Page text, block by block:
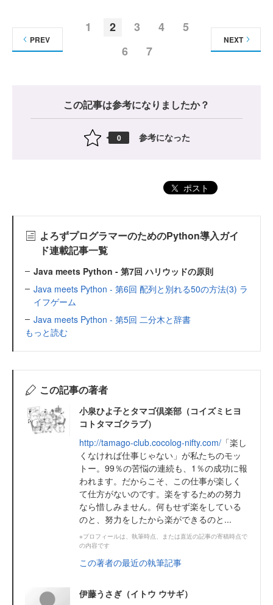
1 2 3 4
5
6
7
PREV NEXT
この記事は参考になりましたか？
0 参考になった
ポスト
よろずプログラマーのためのPython導入ガイ
ド連載記事一覧
Java meets Python - 第7回 ハリウッドの原則
Java meets Python - 第6回 配列と別れる50の方法(3) ラ
イフゲーム
Java meets Python - 第5回 二分木と辞書
もっと読む
この記事の著者
小泉ひよ子とタマゴ倶楽部（コイズミヒヨ
コトタマゴクラブ）
http://tamago-club.cocolog-nifty.com/ 「楽し
くなければ仕事じゃない」が私たちのモッ
トー。99％の苦悩の連続も、1％の成功に報
われます。だからこそ、この仕事が楽しく
て仕方がないのです。楽をするための努力
なら惜しみません。何もせず楽をしている
のと、努力をしたから楽ができるのと...
※プロフィールは、執筆時点、または直近の記事の寄稿時点で
の内容です
この著者の最近の執筆記事
伊藤うさぎ（イトウ ウサギ）